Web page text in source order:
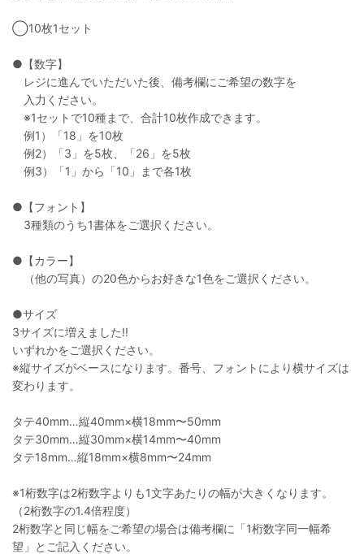
◯10枚1セット
●【数字】
レジに進んでいただいた後、備考欄にご希望の数字を
入力ください。
※1セットで10種まで、合計10枚作成できます。
例1）「18」を10枚
例2）「3」を5枚、「26」を5枚
例3）「1」から「10」まで各1枚
●【フォント】
3種類のうち1書体をご選択ください。
●【カラー】
（他の写真）の20色からお好きな1色をご選択ください。
●サイズ
3サイズに増えました!!
いずれかをご選択ください。
※縦サイズがベースになります。番号、フォントにより横サイズは
変わります。
タテ40mm…縦40mm×横18mm〜50mm
タテ30mm…縦30mm×横14mm〜40mm
タテ18mm…縦18mm×横8mm〜24mm
※1桁数字は2桁数字よりも1文字あたりの幅が大きくなります。
（2桁数字の1.4倍程度）
2桁数字と同じ幅をご希望の場合は備考欄に「1桁数字同一幅希
望」とご記入ください。